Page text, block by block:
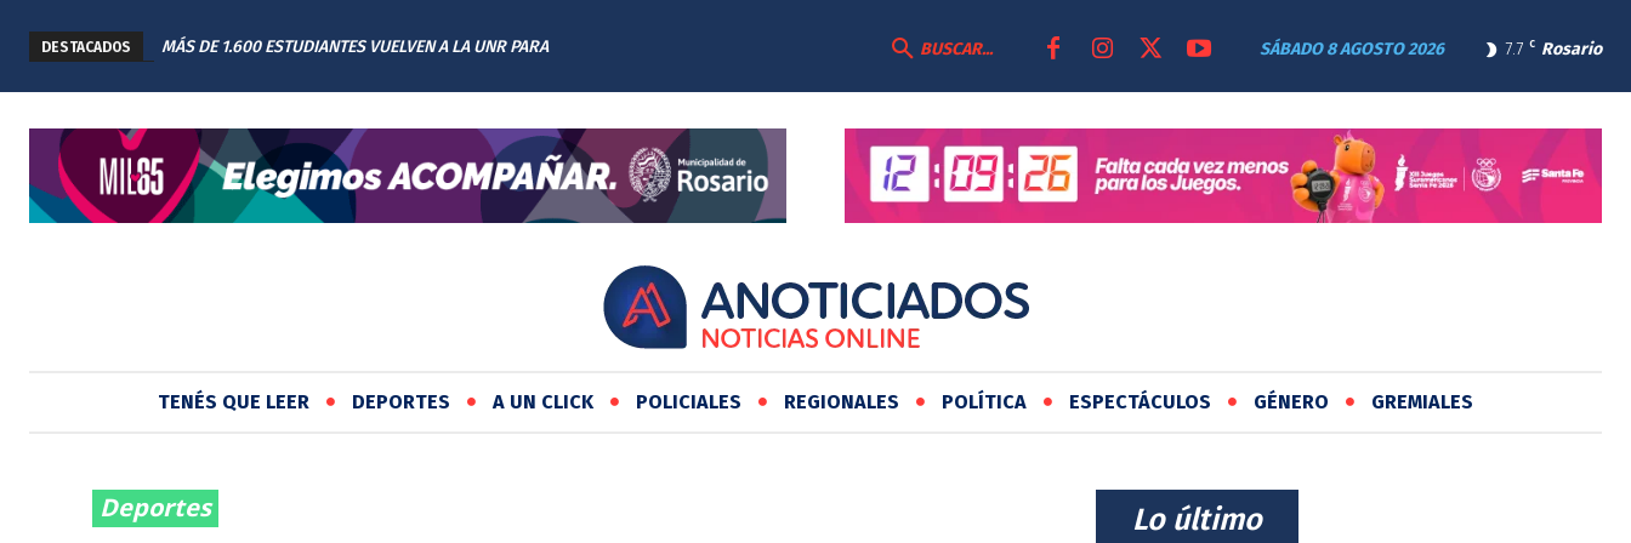
DESTACADOS
MÁS DE 1.600 ESTUDIANTES VUELVEN A LA UNR PARA
7.7 C Rosario
SÁBADO 8 AGOSTO 2026
BUSCAR...
TENÉS QUE LEER DEPORTES A UN CLICK POLICIALES REGIONALES POLÍTICA ESPECTÁCULOS GÉNERO GREMIALES
Deportes ⠀Lo último⠀